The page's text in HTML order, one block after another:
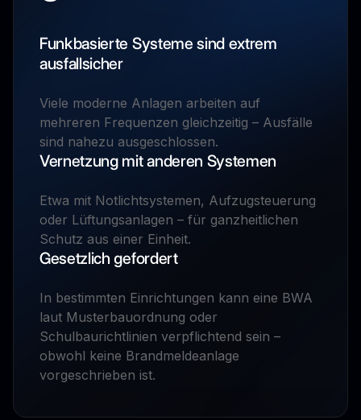
Funkbasierte Systeme sind extrem
ausfallsicher
Viele moderne Anlagen arbeiten auf
mehreren Frequenzen gleichzeitig – Ausfälle
sind nahezu ausgeschlossen.
Vernetzung mit anderen Systemen
Etwa mit Notlichtsystemen, Aufzugsteuerung
oder Lüftungsanlagen – für ganzheitlichen
Schutz aus einer Einheit.
Gesetzlich gefordert
In bestimmten Einrichtungen kann eine BWA
laut Musterbauordnung oder
Schulbaurichtlinien verpflichtend sein –
obwohl keine Brandmeldeanlage
vorgeschrieben ist.